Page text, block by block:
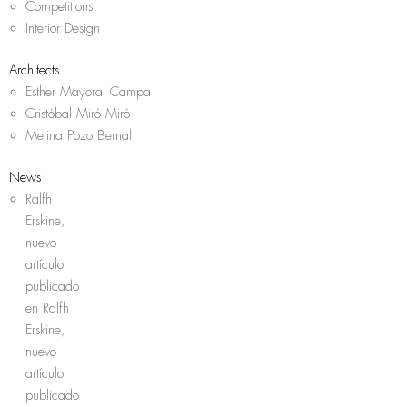
Competitions
Interior Design
Architects
Esther Mayoral Campa
Cristóbal Miró Miró
Melina Pozo Bernal
News
Ralfh
Erskine,
nuevo
artículo
publicado
en Ralfh
Erskine,
nuevo
artículo
publicado